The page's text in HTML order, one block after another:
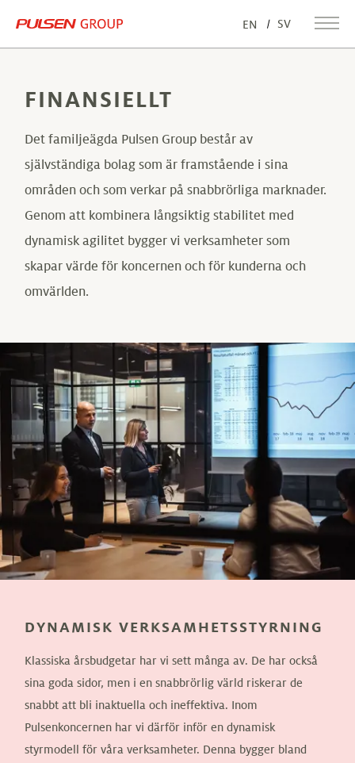
EN SV
FINANSIELLT
Det familjeägda Pulsen Group består av
självständiga bolag som är framstående i sina
områden och som verkar på snabbrörliga marknader.
Genom att kombinera långsiktig stabilitet med
dynamisk agilitet bygger vi verksamheter som
skapar värde för koncernen och för kunderna och
omvärlden.
DYNAMISK VERKSAMHETSSTYRNING
Klassiska årsbudgetar har vi sett många av. De har också
sina goda sidor, men i en snabbrörlig värld riskerar de
snabbt att bli inaktuella och ineffektiva. Inom
Pulsenkoncernen har vi därför inför en dynamisk
styrmodell för våra verksamheter. Denna bygger bland